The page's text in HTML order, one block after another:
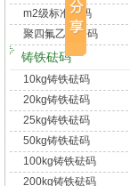
m2级标准砝码
聚四氟乙烯砝码
铸铁砝码
10kg铸铁砝码
20kg铸铁砝码
25kg铸铁砝码
50kg铸铁砝码
100kg铸铁砝码
200kg铸铁砝码